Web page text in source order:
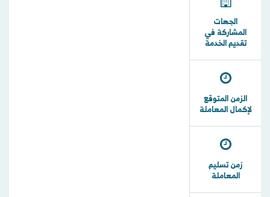
الجهات
المشاركة في
تقديم الخدمة
الزمن المتوقع
لإكمال المعاملة
زمن تسليم
المعاملة